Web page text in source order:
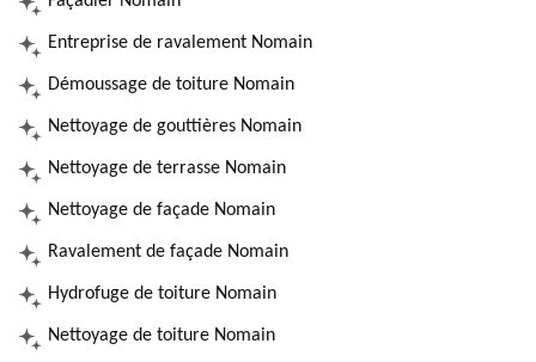
Entreprise de ravalement Nomain
Démoussage de toiture Nomain
Nettoyage de gouttières Nomain
Nettoyage de terrasse Nomain
Nettoyage de façade Nomain
Ravalement de façade Nomain
Hydrofuge de toiture Nomain
Nettoyage de toiture Nomain